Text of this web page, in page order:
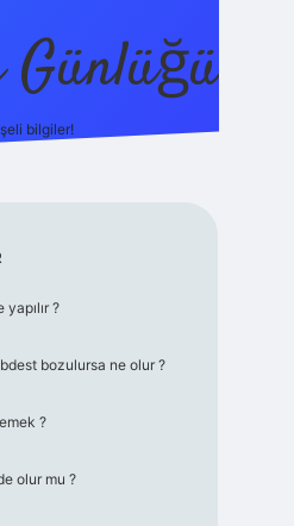
Günlüğü
bilgiler!
yapılır ?
bozulursa ne olur ?
?
olur mu ?